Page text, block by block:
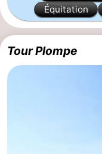
Chambre
d'hôtes
Chaumières
-
Équitation
Tour Plompe